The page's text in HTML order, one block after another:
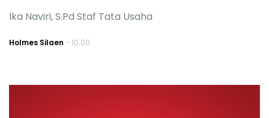
Ika Naviri, S.Pd Staf Tata Usaha
Holmes Silaen - 10.00